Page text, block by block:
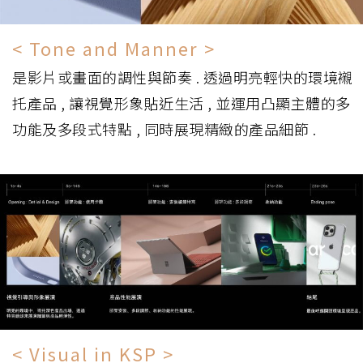
< Tone and Manner >
是影片或畫面的調性與節奏 . 透過明亮輕快的環境襯
托產品 , 讓視覺形象貼近生活 , 並運用凸顯主體的多
功能及多段式特點 , 同時展現精緻的產品細節 .
< Visual in KSP >